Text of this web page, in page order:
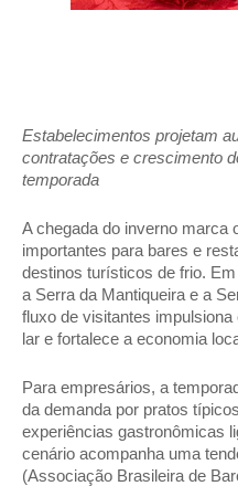
Estabelecimentos projetam
contratações e crescimento
temporada
A chegada do inverno marca
importantes para bares e
destinos turísticos de frio.
a Serra da Mantiqueira e a
fluxo de visitantes
lar e fortalece a economia
Para empresários, a
da demanda por pratos
experiências gastronômicas
cenário acompanha uma
(Associação Brasileira de